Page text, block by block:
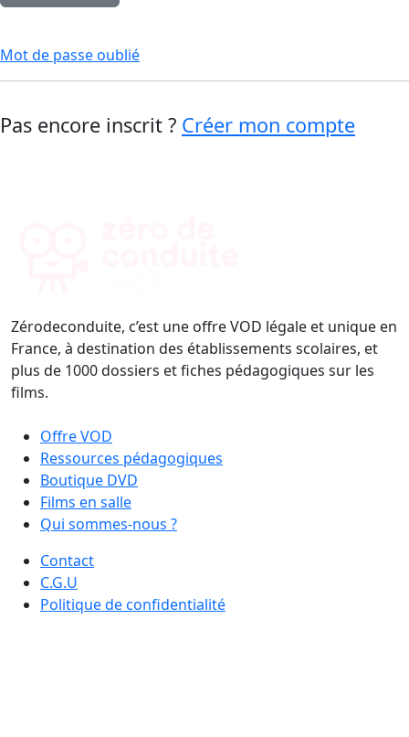
Mot de passe oublié
Pas encore inscrit ? Créer mon compte
Zérodeconduite, c’est une offre VOD légale et unique en
France, à destination des établissements scolaires, et
plus de 1000 dossiers et fiches pédagogiques sur les
films.
Offre VOD
Ressources pédagogiques
Boutique DVD
Films en salle
Qui sommes-nous ?
Contact
C.G.U
Politique de confidentialité